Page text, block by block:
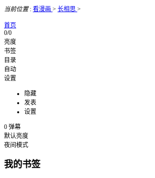
当前位置: 看漫画 > 长相思 >
首页
0/0
亮度
书签
目录
自动
设置
隐藏
发表
设置
0 弹幕
默认亮度
夜间模式
我的书签